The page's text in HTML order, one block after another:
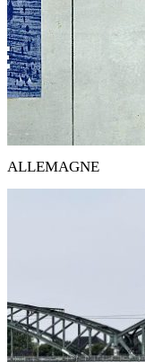
ALLEMAGNE